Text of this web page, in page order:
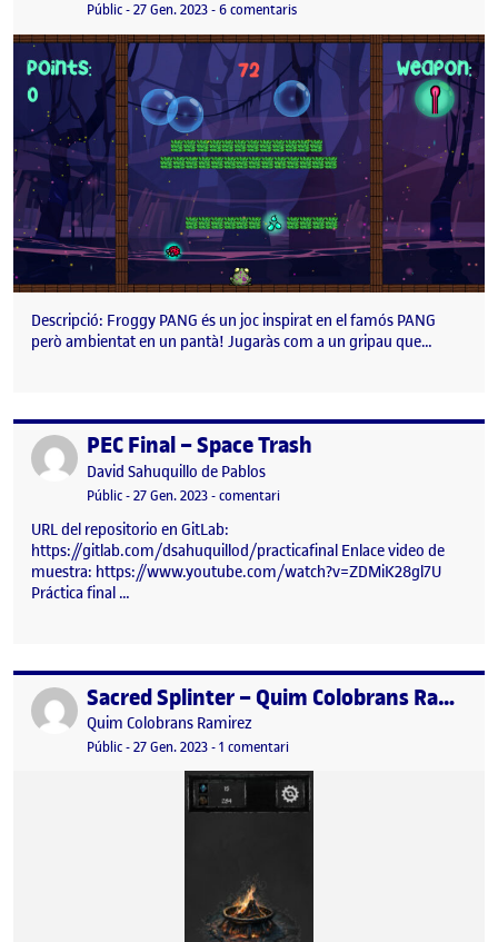
Visibilitat:
Públic-Data de publicació
27 Gen. 202330 gener, 2023 10:38 am
-6 comentarisa Froggy PANG! – Pràctica final
Descripció: Froggy PANG és un joc inspirat en el famós PANG
però ambientat en un pantà! Jugaràs com a un gripau que…
Publicat perPEC Final – Space Trash
Publicat per
David Sahuquillo de Pablos
Visibilitat:
Públic-Data de publicació
27 Gen. 202327 gener, 2023 3:59 pm
-comentariel PEC Final – Space Trash
URL del repositorio en GitLab:
https://gitlab.com/dsahuquillod/practicafinal Enlace video de
muestra: https://www.youtube.com/watch?v=ZDMiK28gl7U
Práctica final …
Publicat per Sacred Splinter – Quim Colobrans Ramírez – PEC final
Publicat per
Quim Colobrans Ramirez
Visibilitat:
Públic-Data de publicació
27 Gen. 2023-1 comentaria Sacred Splinter – Quim